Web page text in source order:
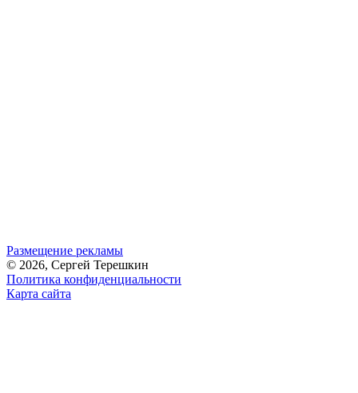
Размещение рекламы
© 2026, Сергей Терешкин
Политика конфиденциальности
Карта сайта